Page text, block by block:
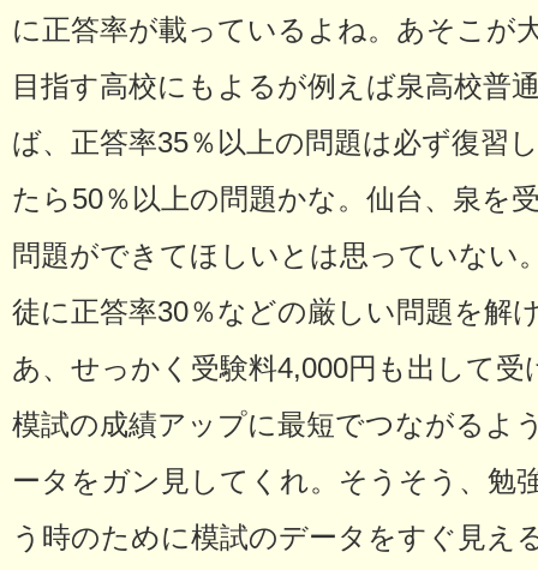
に正答率が載っているよね。あそこが
目指す高校にもよるが例えば泉高校普
ば、正答率35％以上の問題は必ず復習
たら50％以上の問題かな。仙台、泉を
問題ができてほしいとは思っていない
徒に正答率30％などの厳しい問題を解
あ、せっかく受験料4,000円も出して
模試の成績アップに最短でつながるよ
ータをガン見してくれ。そうそう、勉
う時のために模試のデータをすぐ見え